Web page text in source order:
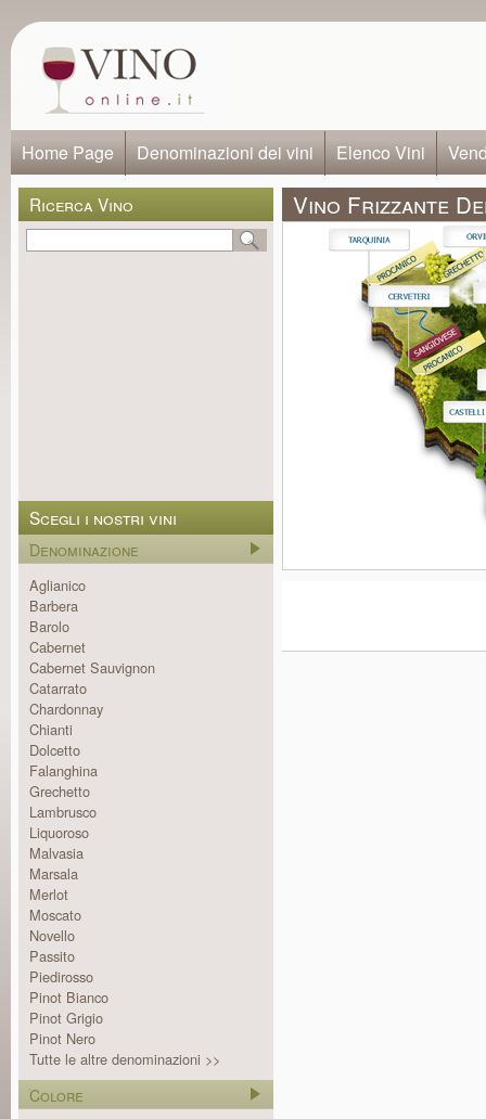
Home Page Denominazioni dei vini Elenco Vini
Ricerca Vino
Scegli i nostri vini
Denominazione
Aglianico
Barbera
Barolo
Cabernet
Cabernet Sauvignon
Catarrato
Chardonnay
Chianti
Dolcetto
Falanghina
Grechetto
Lambrusco
Liquoroso
Malvasia
Marsala
Merlot
Moscato
Novello
Passito
Piedirosso
Pinot Bianco
Pinot Grigio
Pinot Nero
Tutte le altre denominazioni >>
Colore
Vino Frizzante